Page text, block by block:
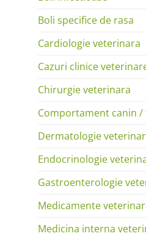
Boli specifice de rasa
Cardiologie veterinara
Cazuri clinice
Chirurgie veterinara
Comportament canin /
Dermatologie
Endocrinologie
Gastroenterologie
Medicamente
Medicina interna